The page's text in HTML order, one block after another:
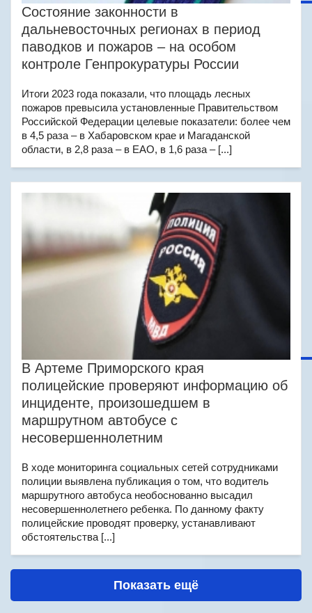
Состояние законности в
дальневосточных регионах в период
паводков и пожаров – на особом
контроле Генпрокуратуры России
Итоги 2023 года показали, что площадь лесных
пожаров превысила установленные Правительством
Российской Федерации целевые показатели: более чем
в 4,5 раза – в Хабаровском крае и Магаданской
области, в 2,8 раза – в ЕАО, в 1,6 раза – [...]
В Артеме Приморского края
полицейские проверяют информацию об
инциденте, произошедшем в
маршрутном автобусе с
несовершеннолетним
В ходе мониторинга социальных сетей сотрудниками
полиции выявлена публикация о том, что водитель
маршрутного автобуса необоснованно высадил
несовершеннолетнего ребенка. По данному факту
полицейские проводят проверку, устанавливают
обстоятельства [...]
Показать ещё